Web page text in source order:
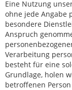
Eine Nutzung
ohne jede Angabe
besondere
Anspruch
Verarbeitung
besteht für eine
Grundlage, holen
betroffenen